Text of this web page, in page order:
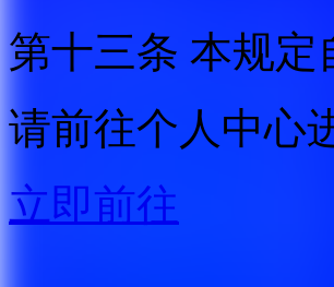
第十三条 本规定
请前往个人中心
立即前往